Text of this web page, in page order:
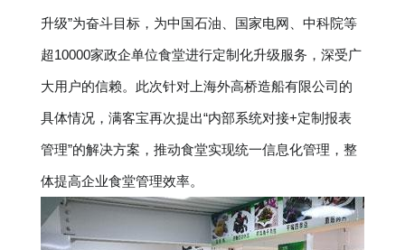
升级”为奋斗目标，为中国石油、国家电网、中科院等
超10000家政企单位食堂进行定制化升级服务，深受广
大用户的信赖。此次针对上海外高桥造船有限公司的
具体情况，满客宝再次提出“内部系统对接+定制报表
管理”的解决方案，推动食堂实现统一信息化管理，整
体提高企业食堂管理效率。